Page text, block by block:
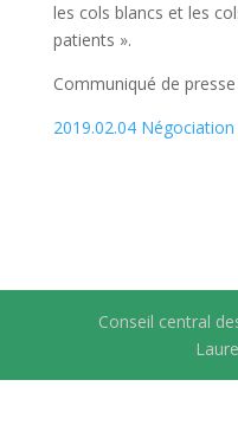
les cols blancs et les
patients ».
Communiqué de
2019.02.04
Conseil central